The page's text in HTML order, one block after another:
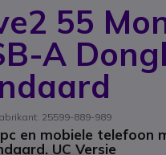
55
A
25599-889-989
en mobiele telefoon
UC Versie